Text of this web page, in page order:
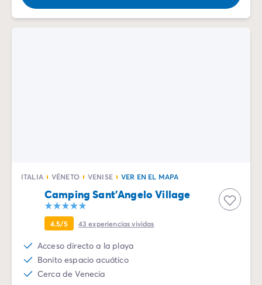
ITALIA VÉNETO VENISE VER EN EL MAPA
Camping Sant'Angelo Village
4.5/5 43experiencias vividas
Acceso directo a la playa
Bonito espacio acuático
Cerca de Venecia